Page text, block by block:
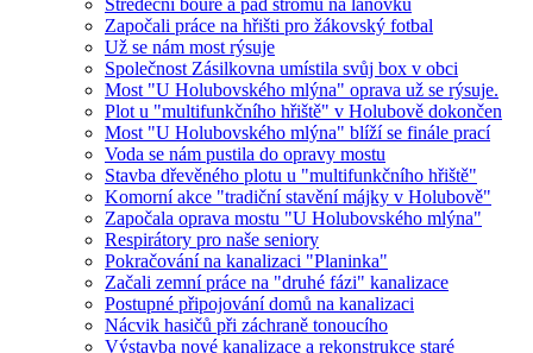
Středeční bouře a pád stromu na lanovku
Započali práce na hřišti pro žákovský fotbal
Už se nám most rýsuje
Společnost Zásilkovna umístila svůj box v obci
Most "U Holubovského mlýna" oprava už se rýsuje.
Plot u "multifunkčního hřiště" v Holubově dokončen
Most "U Holubovského mlýna" blíží se finále prací
Voda se nám pustila do opravy mostu
Stavba dřevěného plotu u "multifunkčního hřiště"
Komorní akce "tradiční stavění májky v Holubově"
Započala oprava mostu "U Holubovského mlýna"
Respirátory pro naše seniory
Pokračování na kanalizaci "Planinka"
Začali zemní práce na "druhé fázi" kanalizace
Postupné připojování domů na kanalizaci
Nácvik hasičů při záchraně tonoucího
Výstavba nové kanalizace a rekonstrukce staré